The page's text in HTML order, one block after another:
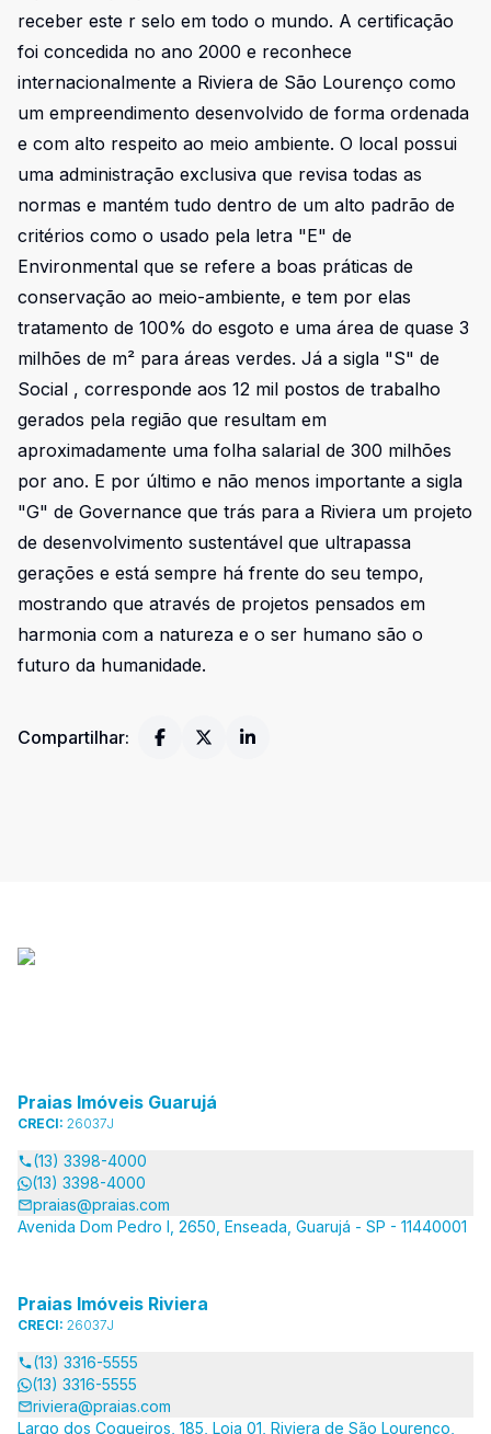
receber este r selo em todo o mundo. A certificação
foi concedida no ano 2000 e reconhece
internacionalmente a Riviera de São Lourenço como
um empreendimento desenvolvido de forma ordenada
e com alto respeito ao meio ambiente. O local possui
uma administração exclusiva que revisa todas as
normas e mantém tudo dentro de um alto padrão de
critérios como o usado pela letra "E" de
Environmental que se refere a boas práticas de
conservação ao meio-ambiente, e tem por elas
tratamento de 100% do esgoto e uma área de quase 3
milhões de m² para áreas verdes. Já a sigla "S" de
Social , corresponde aos 12 mil postos de trabalho
gerados pela região que resultam em
aproximadamente uma folha salarial de 300 milhões
por ano. E por último e não menos importante a sigla
"G" de Governance que trás para a Riviera um projeto
de desenvolvimento sustentável que ultrapassa
gerações e está sempre há frente do seu tempo,
mostrando que através de projetos pensados em
harmonia com a natureza e o ser humano são o
futuro da humanidade.
Compartilhar:
Praias Imóveis Guarujá
CRECI: 26037J
(13) 3398-4000
(13) 3398-4000
praias@praias.com
Avenida Dom Pedro I, 2650, Enseada, Guarujá - SP - 11440001
Praias Imóveis Riviera
CRECI: 26037J
(13) 3316-5555
(13) 3316-5555
riviera@praias.com
Largo dos Coqueiros, 185, Loja 01, Riviera de São Lourenço,